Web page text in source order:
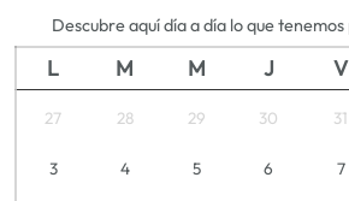
Descubre aquí día a día lo que
L M M J V
27 28 29 30 31
3 4 5 6 7